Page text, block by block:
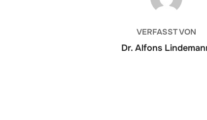
VERFASST VON
Dr. Alfons